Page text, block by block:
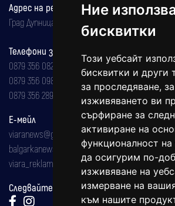
Ние
бисквитки
Този уебсайт
бисквитки и други
за проследяване,
изживяването ви
сърфиране за
активиране на
функционалност на
да осигурим по-
изживяване на
измерване на
към нашите
Адрес на редакцията
Град Дупница, ул.''Христо Ботев" 43
Телефони за реклама и абонаменти
0879 356 082
0879 356 098
0879 356 289
Е-мейл
viaranews@gmail.com
balgarkanews@gmail.com
viara_reklama@mail.bg
Следвайте ни: